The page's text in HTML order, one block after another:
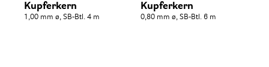
Kupferkern
1,00 mm ø, SB-Btl. 4 m
Kupferkern
0,80 mm ø, SB-Btl. 6 m